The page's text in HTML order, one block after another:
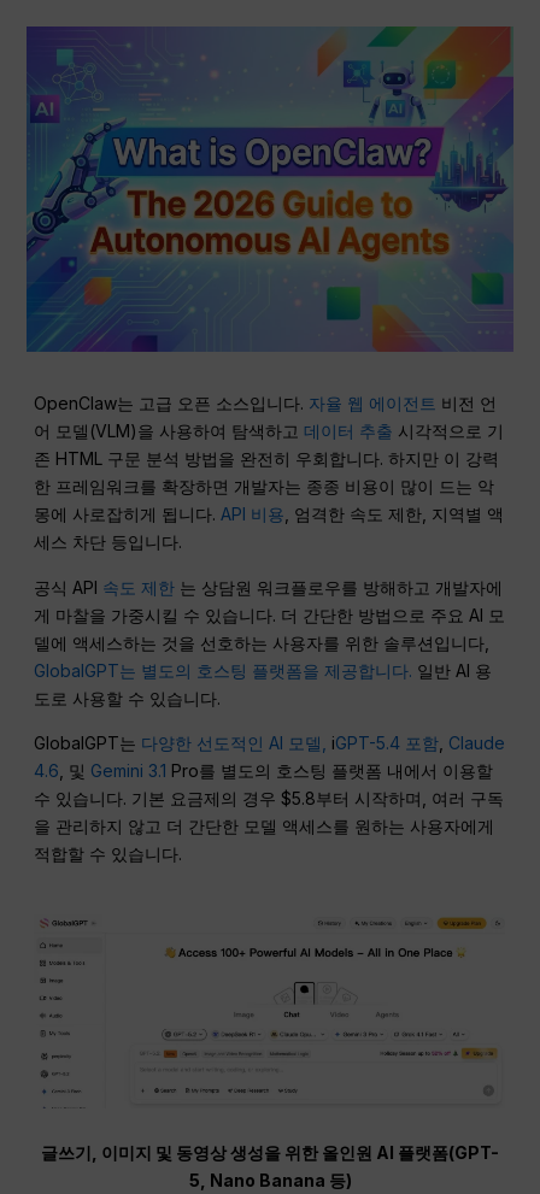
OpenClaw는 고급 오픈 소스입니다. 자율 웹 에이전트 비전 언
어 모델(VLM)을 사용하여 탐색하고 데이터 추출 시각적으로 기
존 HTML 구문 분석 방법을 완전히 우회합니다. 하지만 이 강력
한 프레임워크를 확장하면 개발자는 종종 비용이 많이 드는 악
몽에 사로잡히게 됩니다.API 비용 , 엄격한 속도 제한, 지역별 액
세스 차단 등입니다.
공식 API 속도 제한 는 상담원 워크플로우를 방해하고 개발자에
게 마찰을 가중시킬 수 있습니다. 더 간단한 방법으로 주요 AI 모
델에 액세스하는 것을 선호하는 사용자를 위한 솔루션입니다,
GlobalGPT는 별도의 호스팅 플랫폼을 제공합니다. 일반 AI 용
도로 사용할 수 있습니다.
GlobalGPT는 다양한 선도적인 AI 모델, iGPT-5.4 포함 Claude
4.6 , 및 Gemini 3.1 Pro를 별도의 호스팅 플랫폼 내에서 이용할
수 있습니다. 기본 요금제의 경우 $5.8부터 시작하며, 여러 구독
을 관리하지 않고 더 간단한 모델 액세스를 원하는 사용자에게
적합할 수 있습니다.
글쓰기, 이미지 및 동영상 생성을 위한 올인원 AI 플랫폼(GPT-
5, Nano Banana 등)